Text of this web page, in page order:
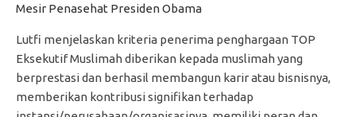
Mesir Penasehat Presiden Obama
Lutfi menjelaskan kriteria penerima penghargaan TOP
Eksekutif Muslimah diberikan kepada muslimah yang
berprestasi dan berhasil membangun karir atau bisnisnya,
memberikan kontribusi signifikan terhadap